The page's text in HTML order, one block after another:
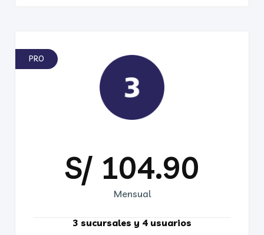
PRO
S/ 104.90
Mensual
3 sucursales y 4 usuarios